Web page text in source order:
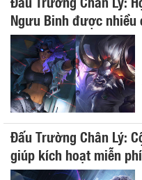
Ngưu Binh được
Đấu Trường Chân Lý:
giúp kích hoạt miễn